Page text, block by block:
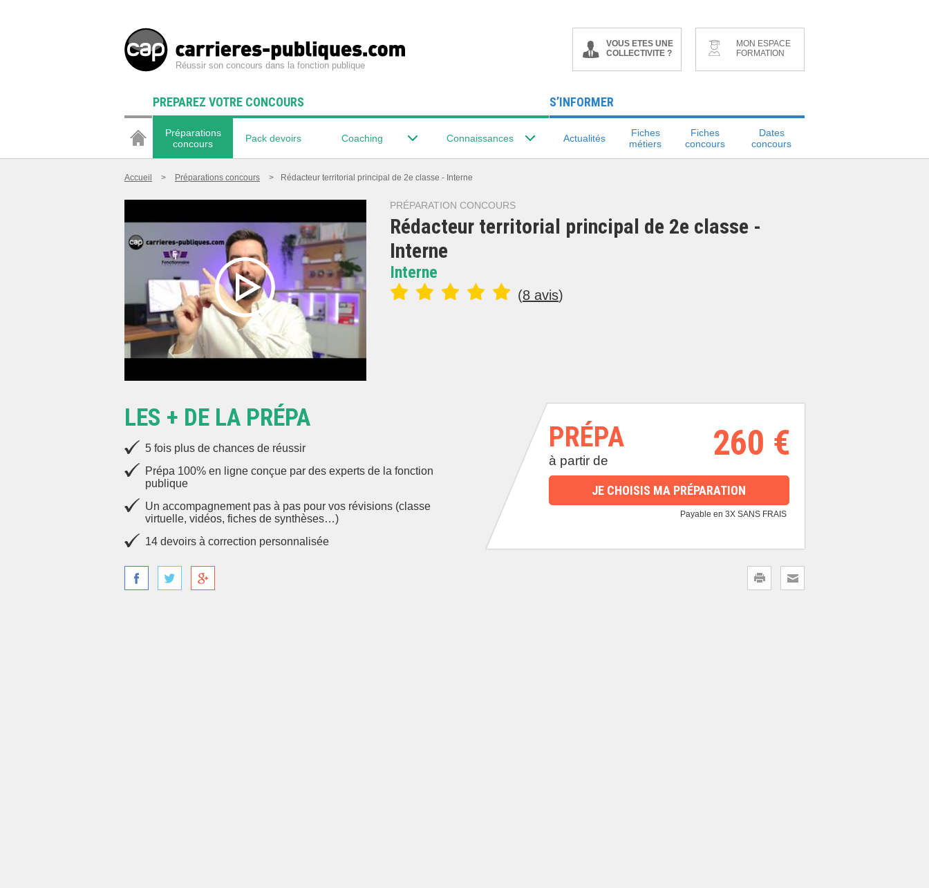
Réussir son concours dans la fonction publique
VOUS ETES UNE
COLLECTIVITE ?
MON ESPACE
FORMATION
PREPAREZ VOTRE CONCOURS
Préparations
concours
Pack devoirs Coaching Connaissances
S’INFORMER
Actualités
Fiches
métiers
Fiches
concours
Dates
concours
Accueil > Préparations concours > Rédacteur territorial principal de 2e classe - Interne
PRÉPARATION CONCOURS
Rédacteur territorial principal de 2e classe -
Interne
Interne
(8 avis)
LES + DE LA PRÉPA
5 fois plus de chances de réussir
Prépa 100% en ligne conçue par des experts de la fonction
publique
Un accompagnement pas à pas pour vos révisions (classe
virtuelle, vidéos, fiches de synthèses…)
14 devoirs à correction personnalisée
PRÉPA
à partir de 260 €
JE CHOISIS MA PRÉPARATION
Payable en 3X SANS FRAIS